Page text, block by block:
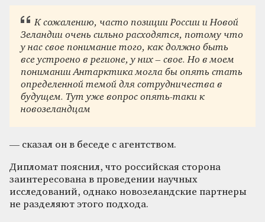
К сожалению, часто позиции России и Новой
Зеландии очень сильно расходятся, потому что
у нас свое понимание того, как должно быть
все устроено в регионе, у них – свое. Но в моем
понимании Антарктика могла бы опять стать
определенной темой для сотрудничества в
будущем. Тут уже вопрос опять-таки к
новозеландцам
— сказал он в беседе с агентством.
Дипломат пояснил, что российская сторона
заинтересована в проведении научных
исследований, однако новозеландские партнеры
не разделяют этого подхода.